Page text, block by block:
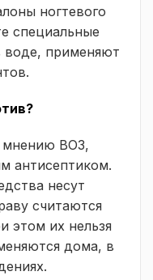
ногтевого
специальные
воде, применяют
мнению ВОЗ,
антисептиком.
несут
считаются
этом их нельзя
дома, в